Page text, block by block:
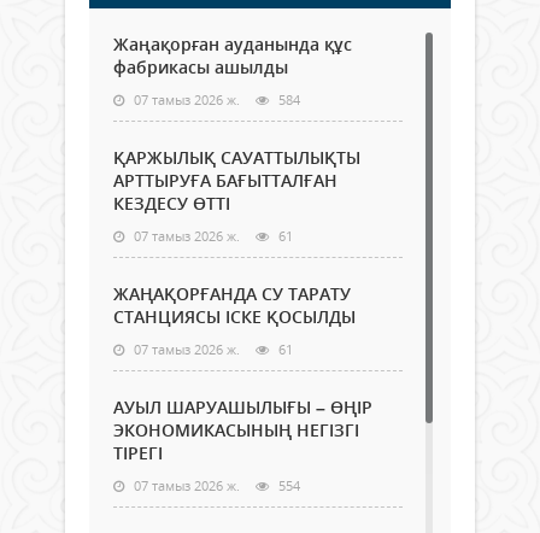
Жаңақорған ауданында құс
фабрикасы ашылды
07 тамыз 2026 ж. 584
ҚАРЖЫЛЫҚ САУАТТЫЛЫҚТЫ
АРТТЫРУҒА БАҒЫТТАЛҒАН
КЕЗДЕСУ ӨТТІ
07 тамыз 2026 ж. 61
ЖАҢАҚОРҒАНДА СУ ТАРАТУ
СТАНЦИЯСЫ ІСКЕ ҚОСЫЛДЫ
07 тамыз 2026 ж. 61
АУЫЛ ШАРУАШЫЛЫҒЫ – ӨҢІР
ЭКОНОМИКАСЫНЫҢ НЕГІЗГІ
ТІРЕГІ
07 тамыз 2026 ж. 554